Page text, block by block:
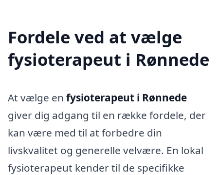
Fordele ved at vælge
fysioterapeut i Rønnede
At vælge en fysioterapeut i Rønnede
giver dig adgang til en række fordele, der
kan være med til at forbedre din
livskvalitet og generelle velvære. En lokal
fysioterapeut kender til de specifikke